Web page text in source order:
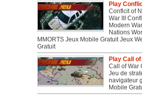
Play
Conflcit of
War III
Modern
Nations
MMORTS Jeux Mobile Gratuit Jeux
Gratuit
Play Call
Call of War
Jeu de
navigateur
Mobile